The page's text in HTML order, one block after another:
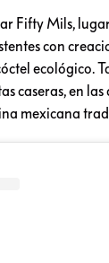
Fifty Mils,
con
ecológico.
caseras, en
mexicana